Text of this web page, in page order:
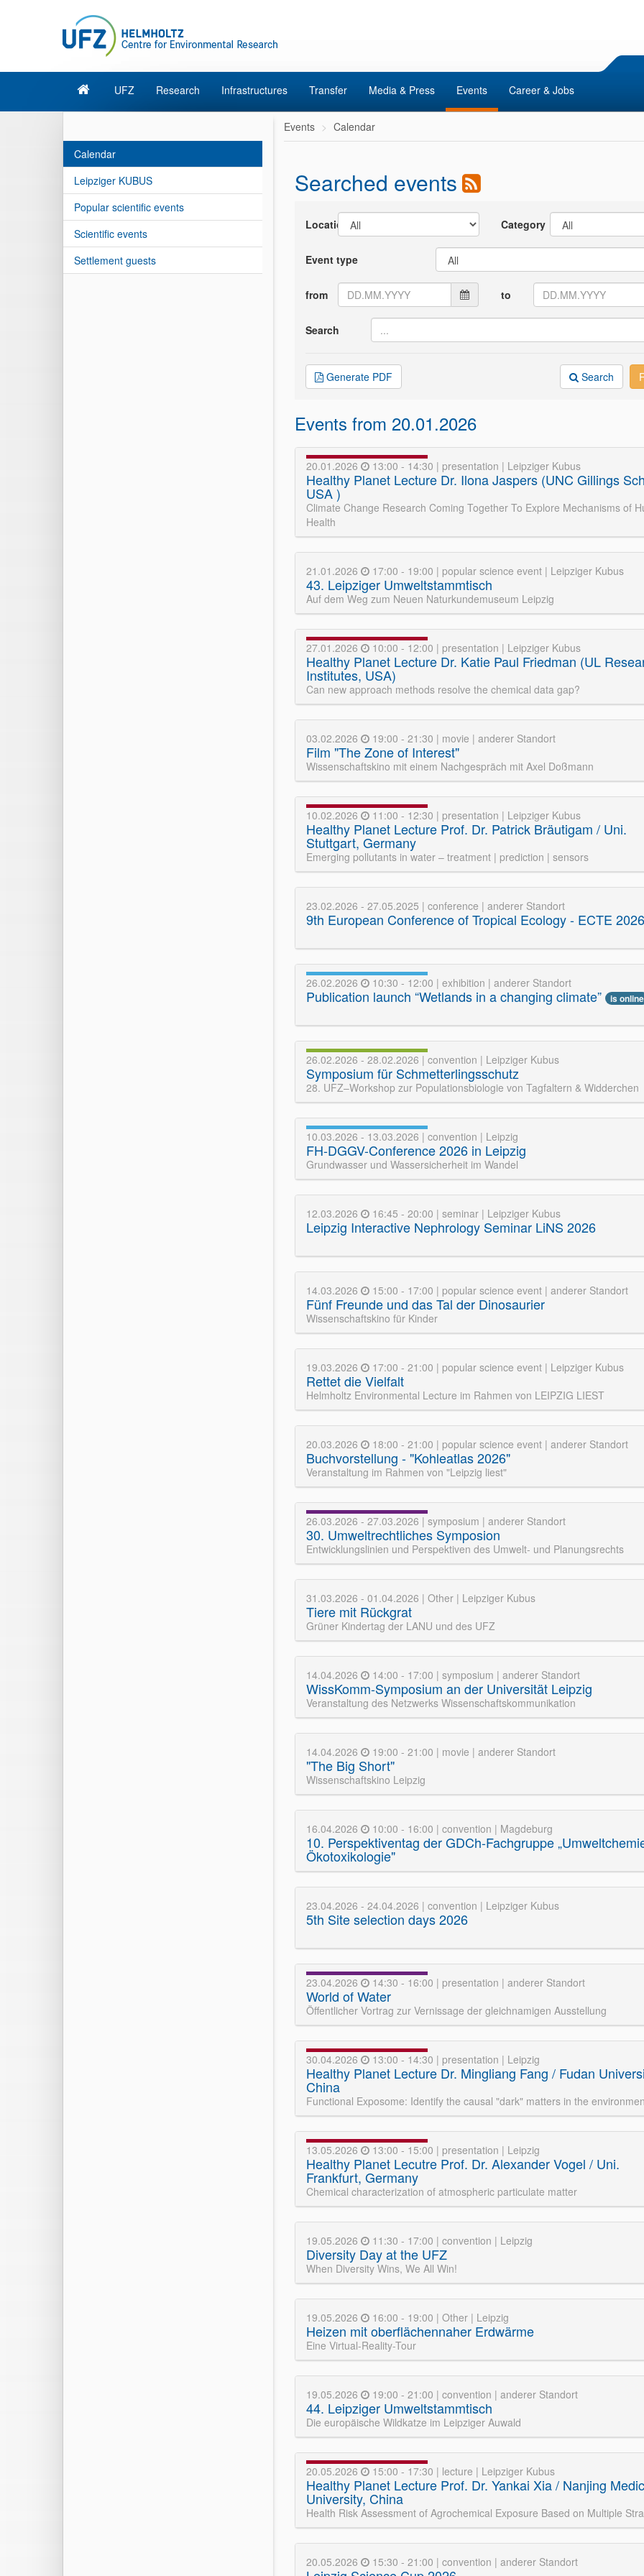
UFZ Research Infrastructures Transfer Media & Press Events Career & Jobs
Calendar
Leipziger KUBUS
Popular scientific events
Scientific events
Settlement guests
Events Calendar
Searched events
Location Category
Event type
from to
Search
Generate PDF Search
Events from 20.01.2026
20.01.2026 13:00 - 14:30 | presentation | Leipziger Kubus
Healthy Planet Lecture Dr. Ilona Jaspers (UNC Gillings
USA )
Climate Change Research Coming Together To Explore Mechanisms of
Health
21.01.2026 17:00 - 19:00 | popular science event | Leipziger Kubus
43. Leipziger Umweltstammtisch
Auf dem Weg zum Neuen Naturkundemuseum Leipzig
27.01.2026 10:00 - 12:00 | presentation | Leipziger Kubus
Healthy Planet Lecture Dr. Katie Paul Friedman (UL
Institutes, USA)
Can new approach methods resolve the chemical data gap?
03.02.2026 19:00 - 21:30 | movie | anderer Standort
Film "The Zone of Interest"
Wissenschaftskino mit einem Nachgespräch mit Axel Doßmann
10.02.2026 11:00 - 12:30 | presentation | Leipziger Kubus
Healthy Planet Lecture Prof. Dr. Patrick Bräutigam / Uni.
Stuttgart, Germany
Emerging pollutants in water – treatment | prediction | sensors
23.02.2026 - 27.05.2025 | conference | anderer Standort
9th European Conference of Tropical Ecology - ECTE 2026
26.02.2026 10:30 - 12:00 | exhibition | anderer Standort
Publication launch “Wetlands in a changing climate” is online
26.02.2026 - 28.02.2026 | convention | Leipziger Kubus
Symposium für Schmetterlingsschutz
28. UFZ–Workshop zur Populationsbiologie von Tagfaltern & Widderchen
10.03.2026 - 13.03.2026 | convention | Leipzig
FH-DGGV-Conference 2026 in Leipzig
Grundwasser und Wassersicherheit im Wandel
12.03.2026 16:45 - 20:00 | seminar | Leipziger Kubus
Leipzig Interactive Nephrology Seminar LiNS 2026
14.03.2026 15:00 - 17:00 | popular science event | anderer Standort
Fünf Freunde und das Tal der Dinosaurier
Wissenschaftskino für Kinder
19.03.2026 17:00 - 21:00 | popular science event | Leipziger Kubus
Rettet die Vielfalt
Helmholtz Environmental Lecture im Rahmen von LEIPZIG LIEST
20.03.2026 18:00 - 21:00 | popular science event | anderer Standort
Buchvorstellung - "Kohleatlas 2026"
Veranstaltung im Rahmen von "Leipzig liest"
26.03.2026 - 27.03.2026 | symposium | anderer Standort
30. Umweltrechtliches Symposion
Entwicklungslinien und Perspektiven des Umwelt- und Planungsrechts
31.03.2026 - 01.04.2026 | Other | Leipziger Kubus
Tiere mit Rückgrat
Grüner Kindertag der LANU und des UFZ
14.04.2026 14:00 - 17:00 | symposium | anderer Standort
WissKomm-Symposium an der Universität Leipzig
Veranstaltung des Netzwerks Wissenschaftskommunikation
14.04.2026 19:00 - 21:00 | movie | anderer Standort
"The Big Short"
Wissenschaftskino Leipzig
16.04.2026 10:00 - 16:00 | convention | Magdeburg
10. Perspektiventag der GDCh-Fachgruppe
Ökotoxikologie"
23.04.2026 - 24.04.2026 | convention | Leipziger Kubus
5th Site selection days 2026
23.04.2026 14:30 - 16:00 | presentation | anderer Standort
World of Water
Öffentlicher Vortrag zur Vernissage der gleichnamigen Ausstellung
30.04.2026 13:00 - 14:30 | presentation | Leipzig
Healthy Planet Lecture Dr. Mingliang Fang / Fudan
China
Functional Exposome: Identify the causal "dark" matters in the
13.05.2026 13:00 - 15:00 | presentation | Leipzig
Healthy Planet Lecutre Prof. Dr. Alexander Vogel / Uni.
Frankfurt, Germany
Chemical characterization of atmospheric particulate matter
19.05.2026 11:30 - 17:00 | convention | Leipzig
Diversity Day at the UFZ
When Diversity Wins, We All Win!
19.05.2026 16:00 - 19:00 | Other | Leipzig
Heizen mit oberflächennaher Erdwärme
Eine Virtual-Reality-Tour
19.05.2026 19:00 - 21:00 | convention | anderer Standort
44. Leipziger Umweltstammtisch
Die europäische Wildkatze im Leipziger Auwald
20.05.2026 15:00 - 17:30 | lecture | Leipziger Kubus
Healthy Planet Lecture Prof. Dr. Yankai Xia / Nanjing
University, China
Health Risk Assessment of Agrochemical Exposure Based on Multiple
20.05.2026 15:30 - 21:00 | convention | anderer Standort